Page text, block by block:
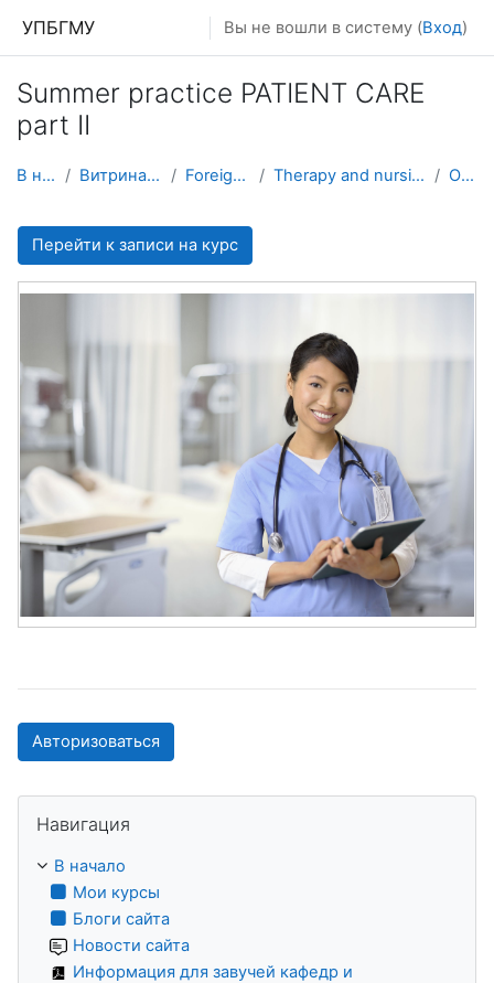
УПБГМУ Вы не вошли в систему (Вход)
Summer practice PATIENT CARE
part II
В начало Витрина курсов 3KL Foreign students Therapy and nursing with patient care О курсе
Перейти к записи на курс
Авторизоваться
Навигация
В начало
Мои курсы
Блоги сайта
Новости сайта
Информация для завучей кафедр и